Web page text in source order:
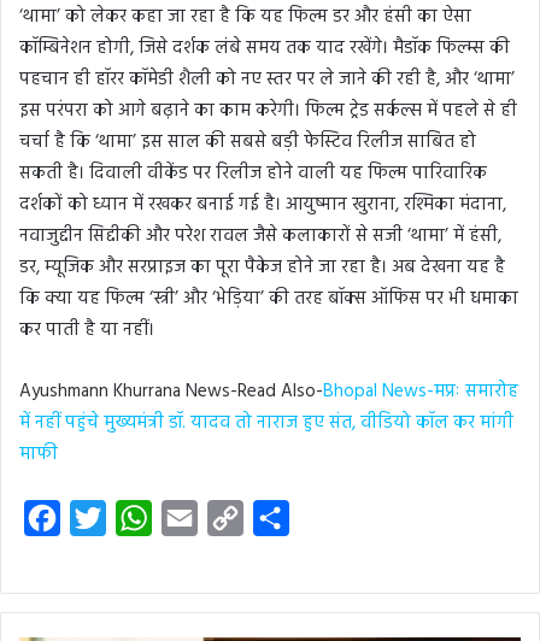
‘थामा’ को लेकर कहा जा रहा है कि यह फिल्म डर और हंसी का ऐसा
कॉम्बिनेशन होगी, जिसे दर्शक लंबे समय तक याद रखेंगे। मैडॉक फिल्म्स की
पहचान ही हॉरर कॉमेडी शैली को नए स्तर पर ले जाने की रही है, और ‘थामा’
इस परंपरा को आगे बढ़ाने का काम करेगी। फिल्म ट्रेड सर्कल्स में पहले से ही
चर्चा है कि ‘थामा’ इस साल की सबसे बड़ी फेस्टिव रिलीज साबित हो
सकती है। दिवाली वीकेंड पर रिलीज होने वाली यह फिल्म पारिवारिक
दर्शकों को ध्यान में रखकर बनाई गई है। आयुष्मान खुराना, रश्मिका मंदाना,
नवाजुद्दीन सिद्दीकी और परेश रावल जैसे कलाकारों से सजी ‘थामा’ में हंसी,
डर, म्यूजिक और सरप्राइज का पूरा पैकेज होने जा रहा है। अब देखना यह है
कि क्या यह फिल्म ‘स्त्री’ और ‘भेड़िया’ की तरह बॉक्स ऑफिस पर भी धमाका
कर पाती है या नहीं।
Ayushmann Khurrana News-Read Also-Bhopal News-मप्रः समारोह
में नहीं पहुंचे मुख्यमंत्री डॉ. यादव तो नाराज हुए संत, वीडियो कॉल कर मांगी
माफी
c
i
W
a
a
p
a